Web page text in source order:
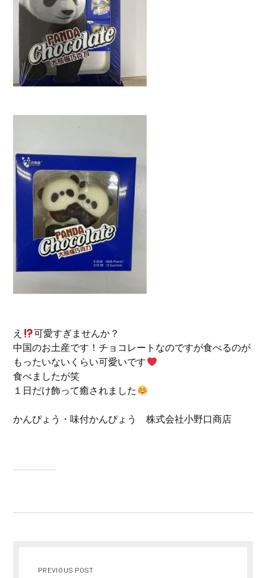
え
可愛すぎませんか？
中国のお土産です！チョコレートなのですが食べるのが
もったいないくらい可愛いです
食べましたが笑
１日だけ飾って癒されました
かんぴょう・味付かんぴょう 株式会社小野口商店
PREVIOUS POST